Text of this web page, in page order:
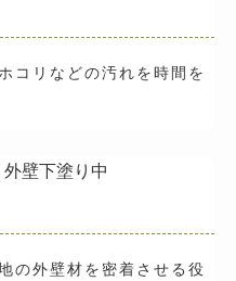
コリなどの汚れを時間を
の外壁材を密着させる役